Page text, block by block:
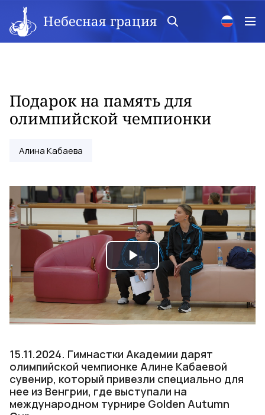
Небесная грация
Подарок на память для
олимпийской чемпионки
Алина Кабаева
Play
Video
15.11.2024. Гимнастки Академии дарят
олимпийской чемпионке Алине Кабаевой
сувенир, который привезли специально для
нее из Венгрии, где выступали на
международном турнире Golden Autumn